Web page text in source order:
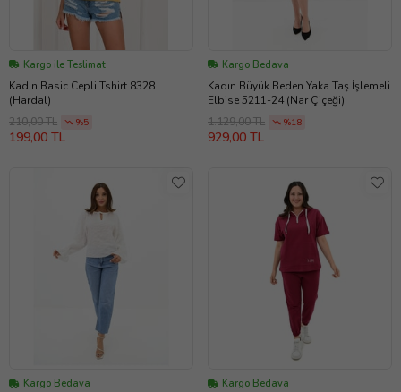
Kargo ile Teslimat
Kadın Basic Cepli Tshirt 8328
(Hardal)
210,00 TL
%5
199,00 TL
Kargo Bedava
Kadın Büyük Beden Yaka Taş İşlemeli
Elbise 5211-24 (Nar Çiçeği)
1.129,00 TL
%18
929,00 TL
Kargo Bedava Kargo Bedava